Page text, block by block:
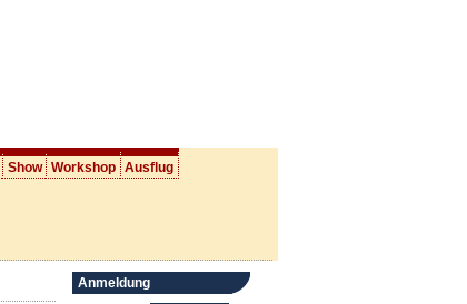
Show Workshop Ausflug
Anmeldung